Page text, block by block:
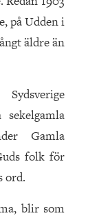
på Udden i
äldre än
Gamla
folk för
ord.
blir som